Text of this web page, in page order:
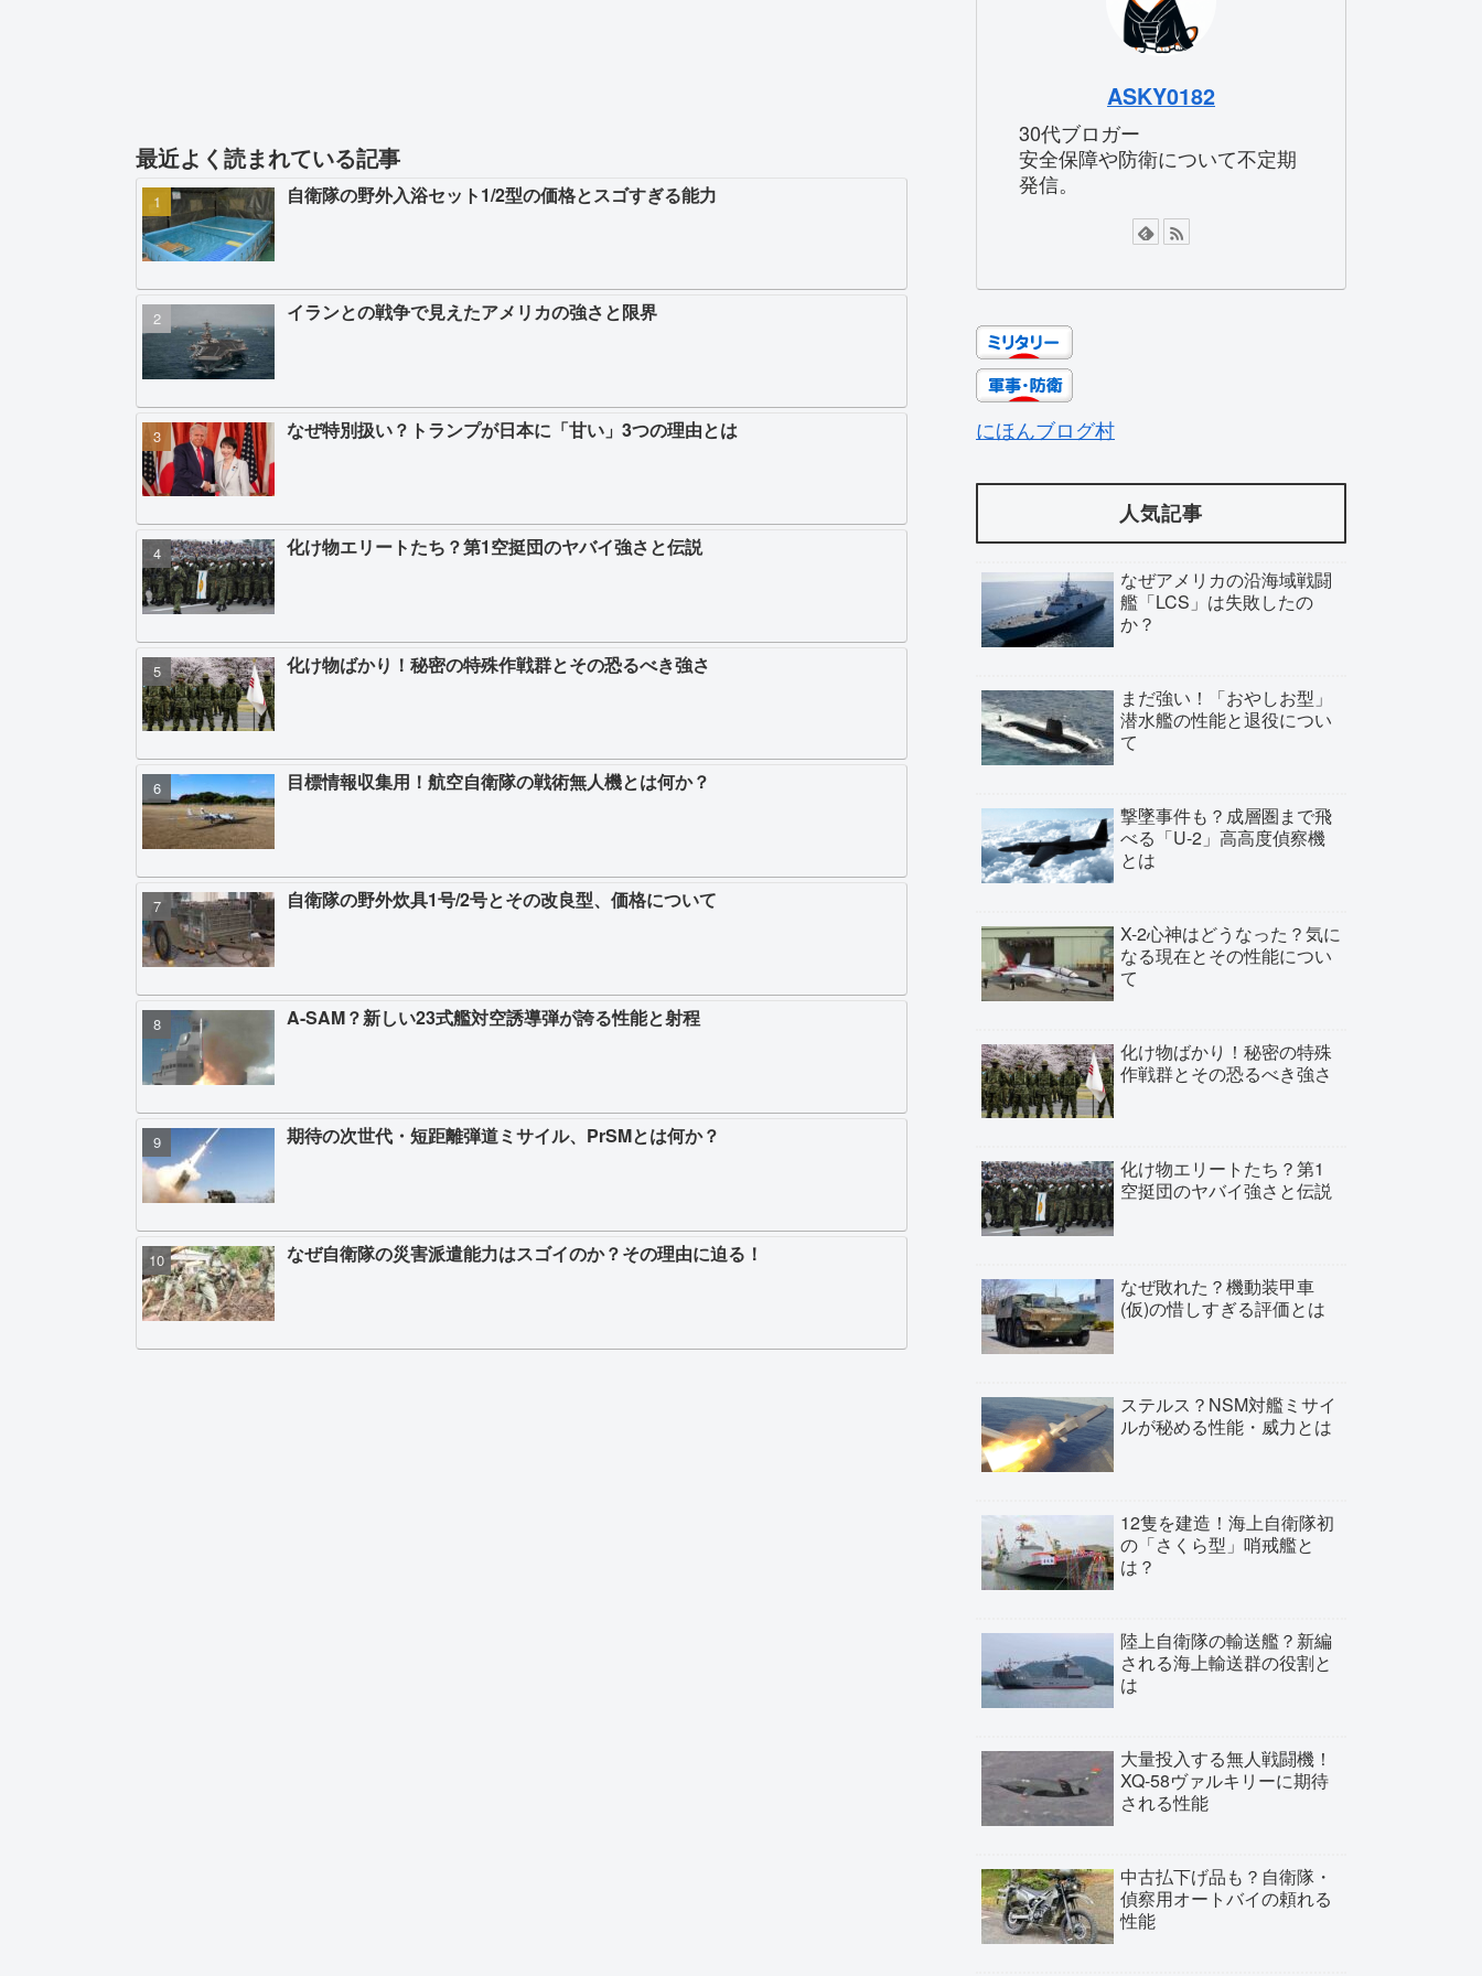
最近よく読まれている記事
自衛隊の野外入浴セット1/2型の価格とスゴすぎる能力
イランとの戦争で見えたアメリカの強さと限界
なぜ特別扱い？トランプが日本に「甘い」3つの理由とは
化け物エリートたち？第1空挺団のヤバイ強さと伝説
化け物ばかり！秘密の特殊作戦群とその恐るべき強さ
目標情報収集用！航空自衛隊の戦術無人機とは何か？
自衛隊の野外炊具1号/2号とその改良型、価格について
A-SAM？新しい23式艦対空誘導弾が誇る性能と射程
期待の次世代・短距離弾道ミサイル、PrSMとは何か？
なぜ自衛隊の災害派遣能力はスゴイのか？その理由に迫る！
ASKY0182
30代ブロガー
安全保障や防衛について不定期
発信。
にほんブログ村
人気記事
なぜアメリカの沿海域戦闘
艦「LCS」は失敗したの
か？
まだ強い！「おやしお型」
潜水艦の性能と退役につい
て
撃墜事件も？成層圏まで飛
べる「U-2」高高度偵察機
とは
X-2心神はどうなった？気に
なる現在とその性能につい
て
化け物ばかり！秘密の特殊
作戦群とその恐るべき強さ
化け物エリートたち？第1
空挺団のヤバイ強さと伝説
なぜ敗れた？機動装甲車
(仮)の惜しすぎる評価とは
ステルス？NSM対艦ミサイ
ルが秘める性能・威力とは
12隻を建造！海上自衛隊初
の「さくら型」哨戒艦と
は？
陸上自衛隊の輸送艦？新編
される海上輸送群の役割と
は
大量投入する無人戦闘機！
XQ-58ヴァルキリーに期待
される性能
中古払下げ品も？自衛隊・
偵察用オートバイの頼れる
性能